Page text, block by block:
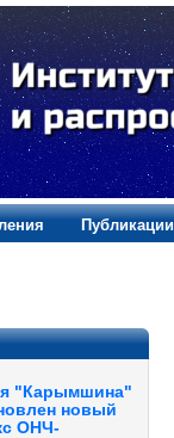
Публикации
"Карымшина"
новый
ОНЧ-